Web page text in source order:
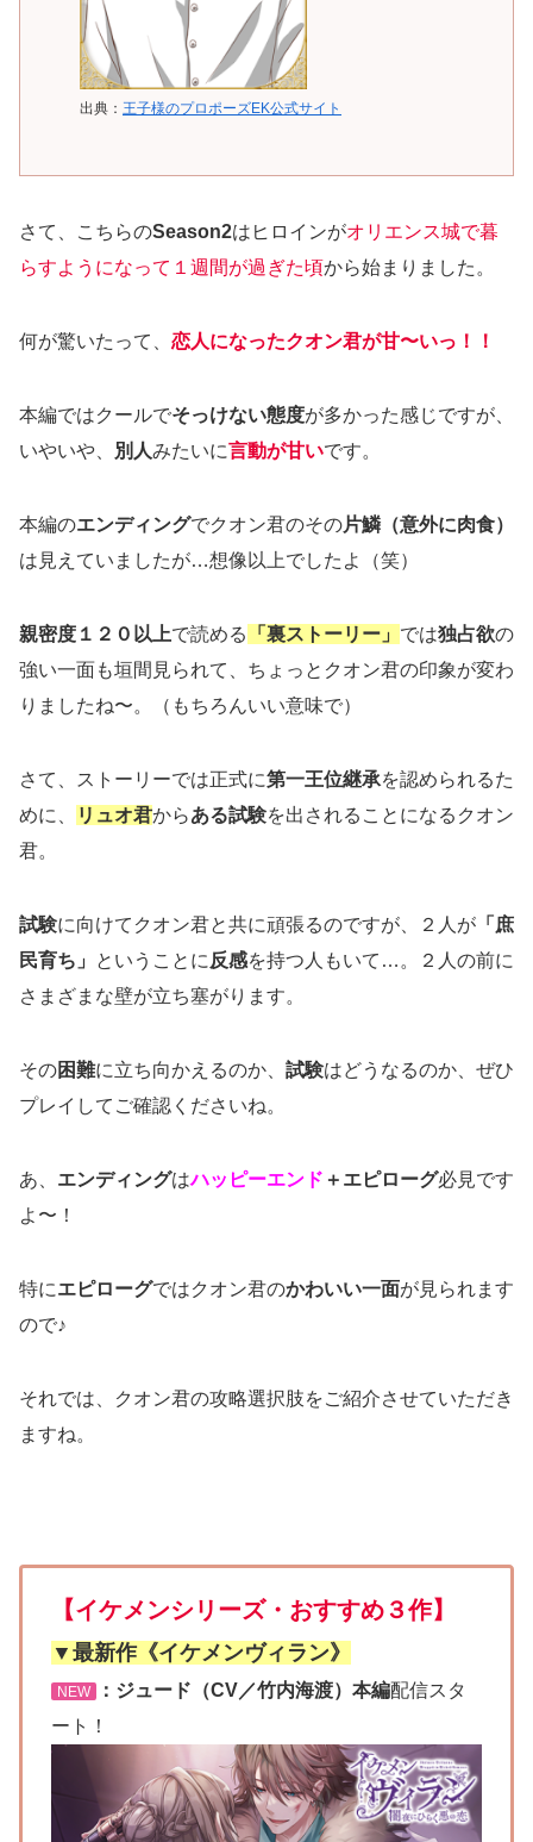
出典： 王子様のプロポーズEK公式サイト
さて、こちらのSeason2はヒロインがオリエンス城で暮
らすようになって１週間が過ぎた頃から始まりました。
何が驚いたって、 恋人になったクオン君が甘〜いっ！！
本編ではクールでそっけない態度が多かった感じですが、
いやいや、
別人みたいに言動が甘いです。
本編のエンディングでクオン君のその片鱗（意外に肉食）
は見えていましたが…想像以上でしたよ（笑）
親密度１２０以上で読める 「裏ストーリー」 では独占欲の
強い一面も垣間見られて、ちょっとクオン君の印象が変わ
りましたね〜。（もちろんいい意味で）
さて、ストーリーでは正式に第一王位継承を認められるた
めに、
リュオ君からある試験を出されることになるクオン
君。
試験に向けてクオン君と共に頑張るのですが、２人が 「庶
民育ち」
ということに 反感を持つ人もいて…。２人の前に
さまざまな壁が立ち塞がります。
その困難に立ち向かえるのか、 試験はどうなるのか、ぜひ
プレイしてご確認くださいね。
あ、 エンディングはハッピーエンド ＋エピローグ必見です
よ〜！
特にエピローグではクオン君のかわいい一面が見られます
ので♪
それでは、クオン君の攻略選択肢をご紹介させていただき
ますね。
【イケメンシリーズ・おすすめ３作】
▼最新作《イケメンヴィラン》
NEW ：ジュード（CV／竹内海渡）本編配信スタ
ート！